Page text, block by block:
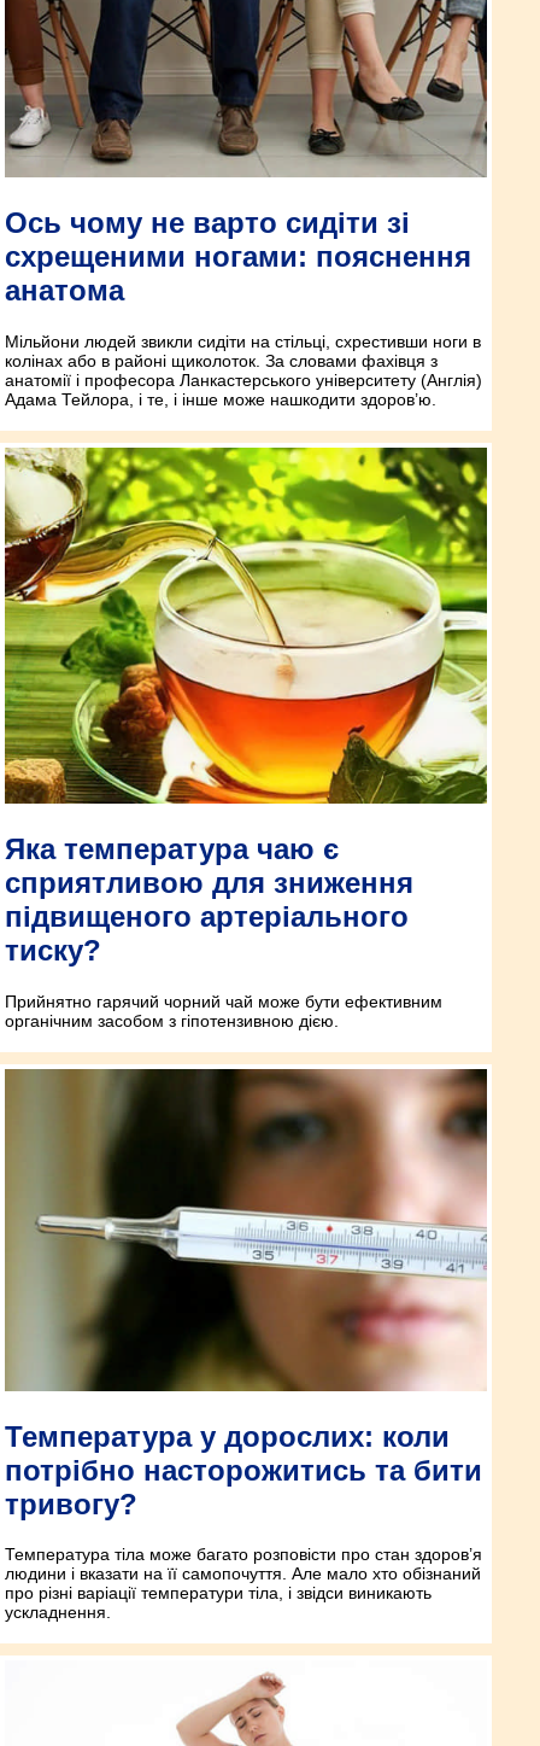
Ось чому не варто сидіти зі
схрещеними ногами: пояснення
анатома
Мільйони людей звикли сидіти на стільці, схрестивши ноги в
колінах або в районі щиколоток. За словами фахівця з
анатомії і професора Ланкастерського університету (Англія)
Адама Тейлора, і те, і інше може нашкодити здоров’ю.
Яка температура чаю є
сприятливою для зниження
підвищеного артеріального
тиску?
Прийнятно гарячий чорний чай може бути ефективним
органічним засобом з гіпотензивною дією.
Температура у дорослих: коли
потрібно насторожитись та бити
тривогу?
Температура тіла може багато розповісти про стан здоров’я
людини і вказати на її самопочуття. Але мало хто обізнаний
про різні варіації температури тіла, і звідси виникають
ускладнення.